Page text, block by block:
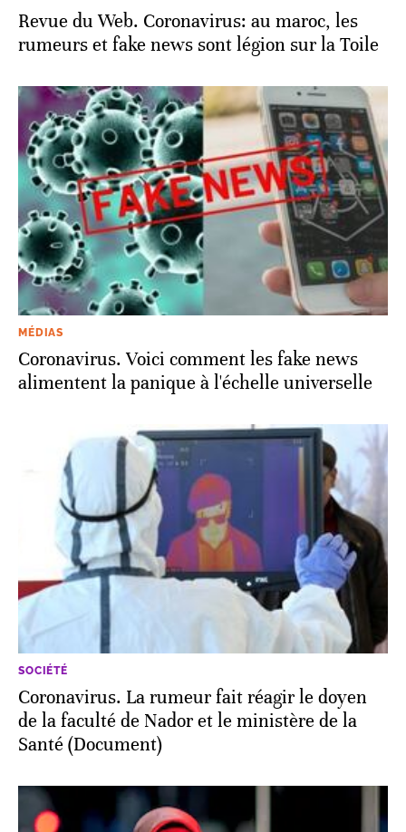
Revue du Web. Coronavirus: au maroc, les
rumeurs et fake news sont légion sur la Toile
MÉDIAS
Coronavirus. Voici comment les fake news
alimentent la panique à l'échelle universelle
SOCIÉTÉ
Coronavirus. La rumeur fait réagir le doyen
de la faculté de Nador et le ministère de la
Santé (Document)